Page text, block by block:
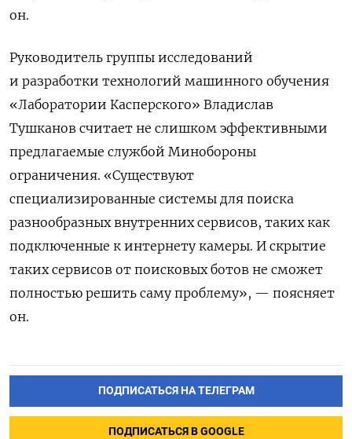
он.
Руководитель группы исследований
и разработки технологий машинного обучения
«Лаборатории Касперского» Владислав
Тушканов считает не слишком эффективными
предлагаемые службой Минобороны
ограничения. «Существуют
специализированные системы для поиска
разнообразных внутренних сервисов, таких как
подключенные к интернету камеры. И скрытие
таких сервисов от поисковых ботов не сможет
полностью решить саму проблему», — поясняет
он.
ПОДПИСАТЬСЯ НА ТЕЛЕГРАМ
ПОДПИСАТЬСЯ В GOOGLE